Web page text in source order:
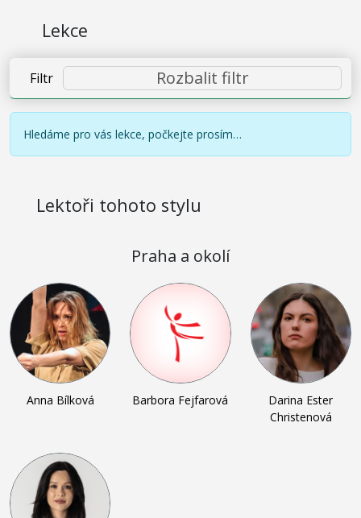
Lekce
Filtr Rozbalit filtr
Hledáme pro vás lekce, počkejte prosím…
Lektoři tohoto stylu
Praha a okolí
Anna Bílková Barbora Fejfarová
Darina Ester
Christenová